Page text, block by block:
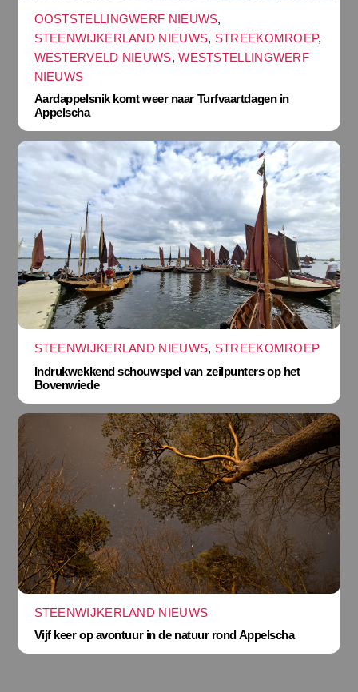
OOSTSTELLINGWERF NIEUWS,
STEENWIJKERLAND NIEUWS, STREEKOMROEP,
WESTERVELD NIEUWS,WESTSTELLINGWERF
NIEUWS
Aardappelsnik komt weer naar Turfvaartdagen in
Appelscha
STEENWIJKERLAND NIEUWS, STREEKOMROEP
Indrukwekkend schouwspel van zeilpunters op het
Bovenwiede
STEENWIJKERLAND NIEUWS
Vijf keer op avontuur in de natuur rond Appelscha